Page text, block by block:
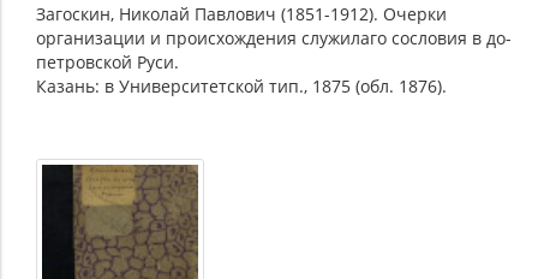
Загоскин, Николай Павлович (1851-1912). Очерки
организации и происхождения служилаго сословия в до-
петровской Руси.
Казань: в Университетской тип., 1875 (обл. 1876).